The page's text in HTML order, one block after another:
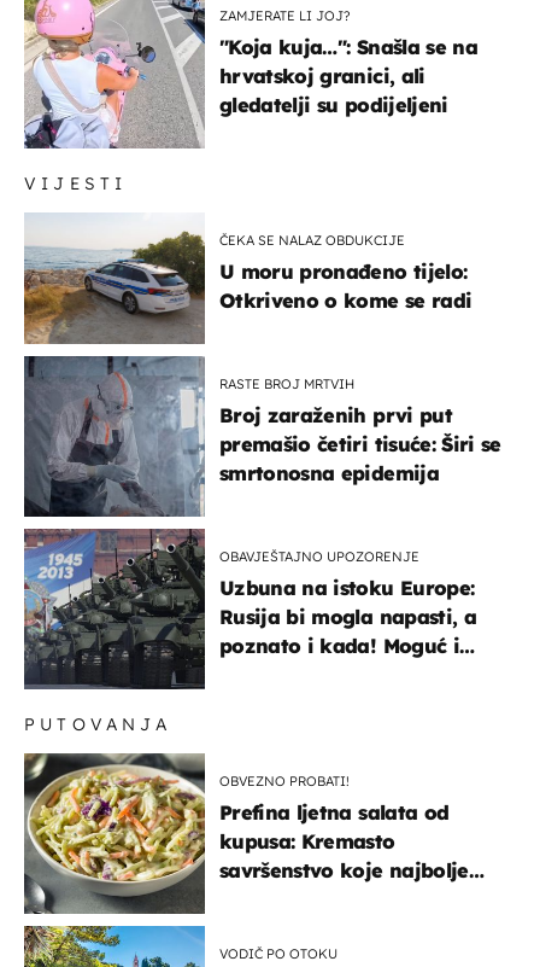
VIJESTI
ČEKA SE NALAZ OBDUKCIJE
U moru pronađeno tijelo:
Otkriveno o kome se radi
RASTE BROJ MRTVIH
Broj zaraženih prvi put
premašio četiri tisuće: Širi se
smrtonosna epidemija
OBAVJEŠTAJNO UPOZORENJE
Uzbuna na istoku Europe:
Rusija bi mogla napasti, a
poznato i kada! Moguć i
ZAMJERATE LI JOJ?
"Koja kuja…": Snašla se na
hrvatskoj granici, ali
gledatelji su podijeljeni
PUTOVANJA
OBVEZNO PROBATI!
Prefina ljetna salata od
kupusa: Kremasto
savršenstvo koje najbolje
VODIČ PO OTOKU